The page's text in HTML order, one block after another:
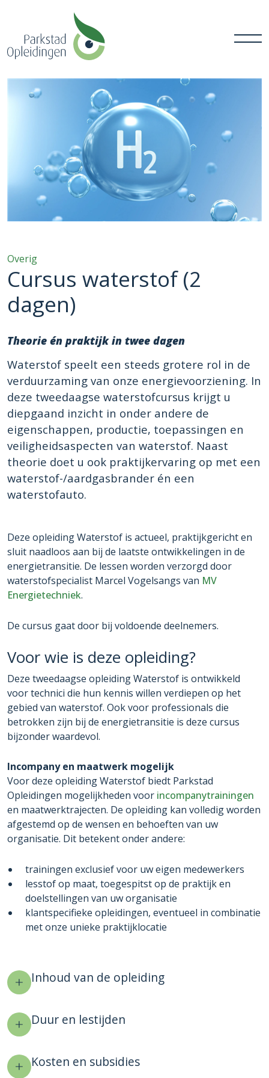
Overig
Cursus waterstof (2
dagen)
Theorie én praktijk in twee dagen
Waterstof speelt een steeds grotere rol in de
verduurzaming van onze energievoorziening. In
deze tweedaagse waterstofcursus krijgt u
diepgaand inzicht in onder andere de
eigenschappen, productie, toepassingen en
veiligheidsaspecten van waterstof. Naast
theorie doet u ook praktijkervaring op met een
waterstof-/aardgasbrander én een
waterstofauto.
Deze opleiding Waterstof is actueel, praktijkgericht en
sluit naadloos aan bij de laatste ontwikkelingen in de
energietransitie. De lessen worden verzorgd door
waterstofspecialist Marcel Vogelsangs van MV
Energietechniek.
De cursus gaat door bij voldoende deelnemers.
Voor wie is deze opleiding?
Deze tweedaagse opleiding Waterstof is ontwikkeld
voor technici die hun kennis willen verdiepen op het
gebied van waterstof. Ook voor professionals die
betrokken zijn bij de energietransitie is deze cursus
bijzonder waardevol.
Incompany en maatwerk mogelijk
Voor deze opleiding Waterstof biedt Parkstad
Opleidingen mogelijkheden voor incompanytrainingen
en maatwerktrajecten. De opleiding kan volledig worden
afgestemd op de wensen en behoeften van uw
organisatie. Dit betekent onder andere:
trainingen exclusief voor uw eigen medewerkers
lesstof op maat, toegespitst op de praktijk en
doelstellingen van uw organisatie
klantspecifieke opleidingen, eventueel in combinatie
met onze unieke praktijklocatie
Inhoud van de opleiding
Duur en lestijden
Kosten en subsidies